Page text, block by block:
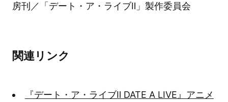
房刊／「デート・ア・ライブⅡ」製作委員会
関連リンク
『デート・ア・ライブⅡ DATE A LIVE』アニメ